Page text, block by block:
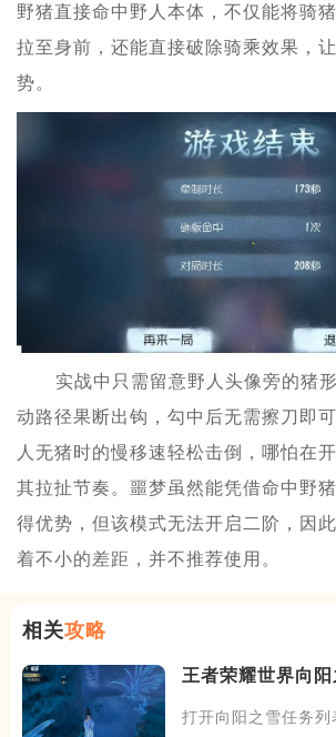
野猪直接命中野人本体，不仅能将骑
拉至身前，还能直接破除骑乘效果，
势。
实战中只需留意野人头像旁的猪
动路径果断出钩，勾中后无需擦刀即
人无猪时的慢移速轻松击倒，哪怕在
其拉扯节奏。噩梦虽然能凭借命中野
得优势，但该模式无法开启二阶，因
着不小的差距，并不推荐使用。
相关攻略
王者荣耀世界向
打开向阳之雪任务列